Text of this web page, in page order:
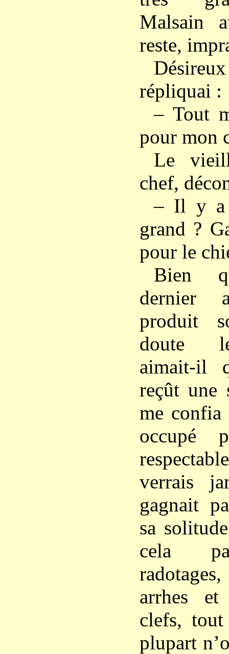
Malsain
reste,
répliquai :
– Tout
pour mon
Le
chef,
– Il y a
grand ?
pour le
Bien
dernier
produit
doute
aimait-il
reçût une
me confia
occupé
verrais
gagnait
sa
cela
arrhes
clefs,
plupart